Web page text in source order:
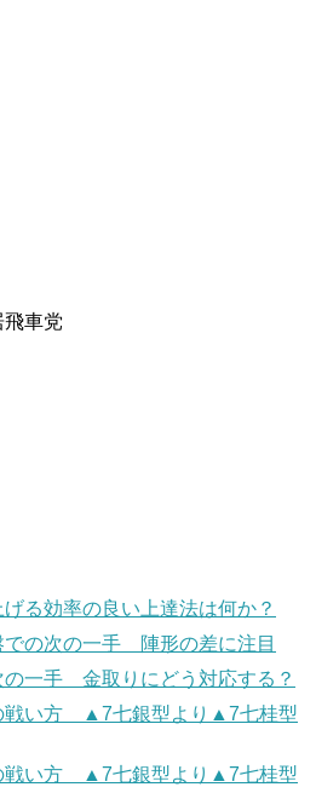
車党
る効率の良い上達法は何か？
での次の一手 陣形の差に注目
の一手 金取りにどう対応する？
戦い方 ▲7七銀型より▲7七桂型
戦い方 ▲7七銀型より▲7七桂型